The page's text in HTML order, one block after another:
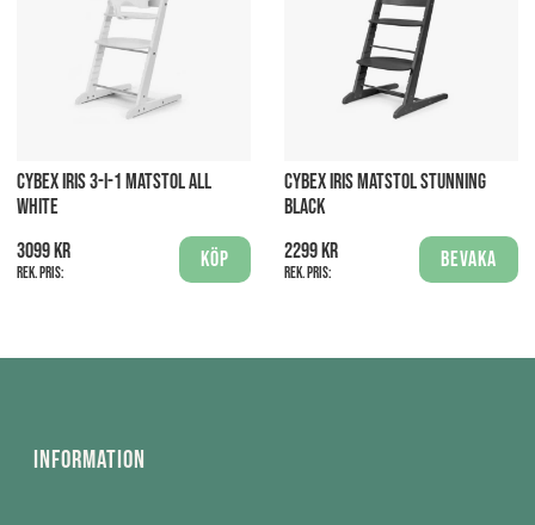
CYBEX IRIS 3-I-1 MATSTOL ALL
WHITE
3099 kr
Rek. pris:
Köp
CYBEX IRIS MATSTOL STUNNING
BLACK
2299 kr
Rek. pris:
Bevaka
Information